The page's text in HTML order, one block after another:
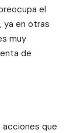
el
ya en otras
muy
de
que